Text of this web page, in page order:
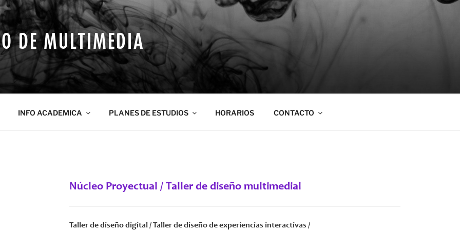
DE MULTIMEDIA
INFO ACADEMICA PLANES DE ESTUDIOS HORARIOS CONTACTO
Núcleo Proyectual / Taller de diseño multimedial
Taller de diseño digital / Taller de diseño de experiencias interactivas /